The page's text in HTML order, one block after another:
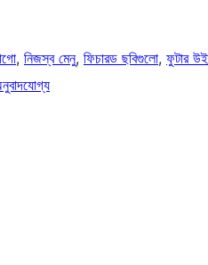
, নিজস্ব মেনু, ফিচারড ছবিগুলো, ফুটার